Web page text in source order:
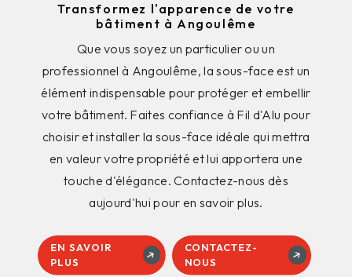
Transformez l'apparence de votre
bâtiment à Angoulême
Que vous soyez un particulier ou un
professionnel à Angoulême, la sous-face est un
élément indispensable pour protéger et embellir
votre bâtiment. Faites confiance à Fil d'Alu pour
choisir et installer la sous-face idéale qui mettra
en valeur votre propriété et lui apportera une
touche d'élégance. Contactez-nous dès
aujourd'hui pour en savoir plus.
EN SAVOIR
PLUS
CONTACTEZ-
NOUS